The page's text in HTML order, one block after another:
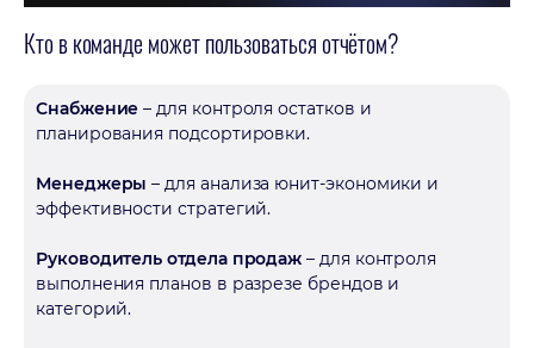
Кто в команде может пользоваться отчётом?
Снабжение – для контроля остатков и
планирования подсортировки.
Менеджеры – для анализа юнит-экономики и
эффективности стратегий.
Руководитель отдела продаж – для контроля
выполнения планов в разрезе брендов и
категорий.